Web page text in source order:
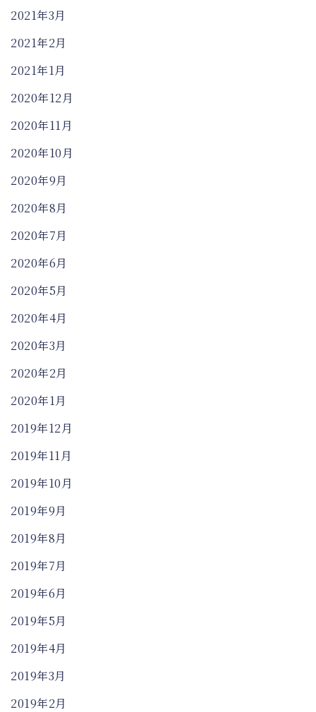
2021年3月
2021年2月
2021年1月
2020年12月
2020年11月
2020年10月
2020年9月
2020年8月
2020年7月
2020年6月
2020年5月
2020年4月
2020年3月
2020年2月
2020年1月
2019年12月
2019年11月
2019年10月
2019年9月
2019年8月
2019年7月
2019年6月
2019年5月
2019年4月
2019年3月
2019年2月